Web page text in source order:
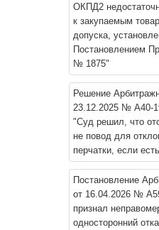
ОКПД2
к закупаемым
допуска,
Постановлением
№ 1875"
Решение
23.12.2025 № А40-
"Суд решил, что
не повод для
перчатки, если
Постановление
от 16.04.2026 №
признал
односторонний